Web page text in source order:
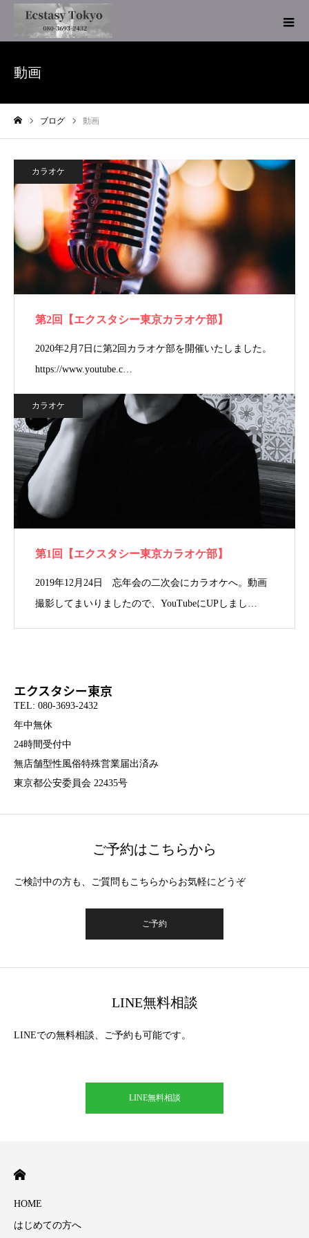
動画
ブログ 動画
カラオケ
第2回【エクスタシー東京カラオケ部】
2020年2月7日に第2回カラオケ部を開催いたしました。
https://www.youtube.c…
カラオケ
第1回【エクスタシー東京カラオケ部】
2019年12月24日 忘年会の二次会にカラオケへ。動画
撮影してまいりましたので、YouTubeにUPしまし…
エクスタシー東京
TEL: 080-3693-2432
年中無休
24時間受付中
無店舗型性風俗特殊営業届出済み
東京都公安委員会 22435号
ご予約はこちらから
ご検討中の方も、ご質問もこちらからお気軽にどうぞ
ご予約
LINE無料相談
LINEでの無料相談、ご予約も可能です。
LINE無料相談
HOME
はじめての方へ